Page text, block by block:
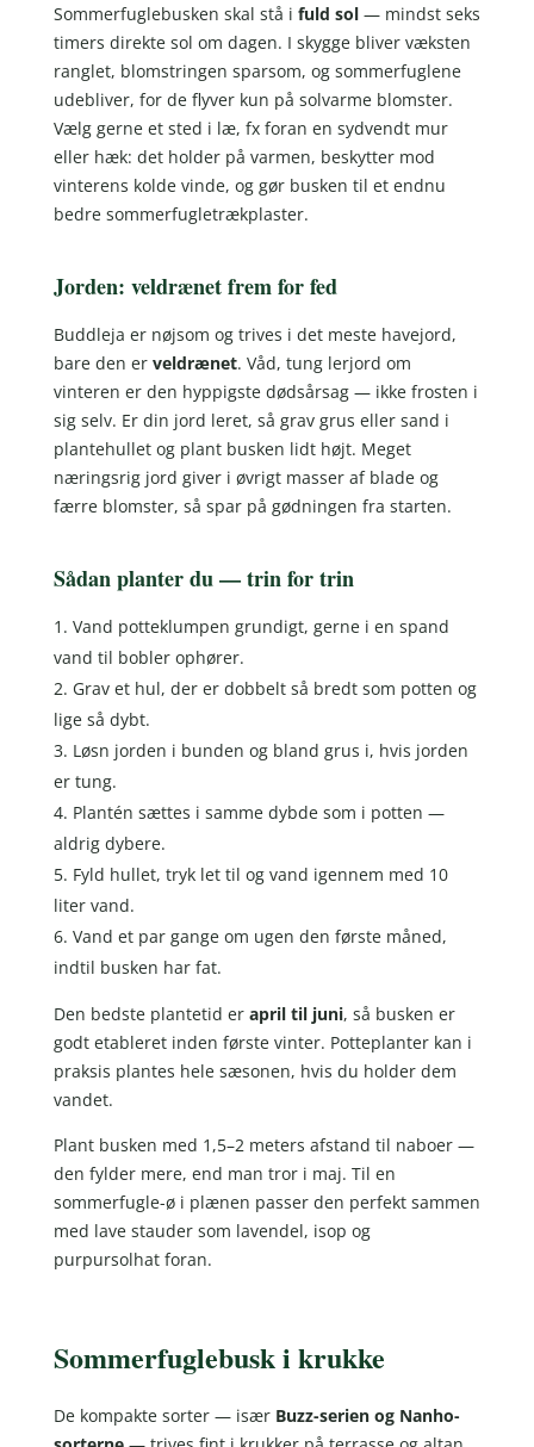
Sommerfuglebusken skal stå i fuld sol— mindst seks
timers direkte sol om dagen. I skygge bliver væksten
ranglet, blomstringen sparsom, og sommerfuglene
udebliver, for de flyver kun på solvarme blomster.
Vælg gerne et sted i læ, fx foran en sydvendt mur
eller hæk: det holder på varmen, beskytter mod
vinterens kolde vinde, og gør busken til et endnu
bedre sommerfugletrækplaster.
Jorden: veldrænet frem for fed
Buddleja er nøjsom og trives i det meste havejord,
bare den er veldrænet. Våd, tung lerjord om
vinteren er den hyppigste dødsårsag — ikke frosten i
sig selv. Er din jord leret, så grav grus eller sand i
plantehullet og plant busken lidt højt. Meget
næringsrig jord giver i øvrigt masser af blade og
færre blomster, så spar på gødningen fra starten.
Sådan planter du — trin for trin
Vand potteklumpen grundigt, gerne i en spand
vand til bobler ophører.
Grav et hul, der er dobbelt så bredt som potten og
lige så dybt.
Løsn jorden i bunden og bland grus i, hvis jorden
er tung.
Plantén sættes i samme dybde som i potten —
aldrig dybere.
Fyld hullet, tryk let til og vand igennem med 10
liter vand.
Vand et par gange om ugen den første måned,
indtil busken har fat.
Den bedste plantetid er april til juni, så busken er
godt etableret inden første vinter. Potteplanter kan i
praksis plantes hele sæsonen, hvis du holder dem
vandet.
Plant busken med 1,5–2 meters afstand til naboer —
den fylder mere, end man tror i maj. Til en
sommerfugle-ø i plænen passer den perfekt sammen
med lave stauder som lavendel, isop og
purpursolhat foran.
Sommerfuglebusk i krukke
De kompakte sorter — især Buzz-serien og Nanho-